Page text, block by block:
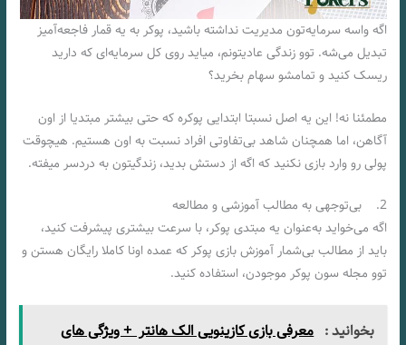
اگه واسه سرمایه‌تون مدیریت نداشته باشید، پوکر به یه قمار فاجعه‌آمیز
تبدیل می‌شه. توو زندگی عادیتونم، میاید روی کل سرمایه‌ای که دارید
ریسک کنید و تمامشو سهام بخرید؟
مطمئنا نه! این یه اصل نسبتا ابتدایی پوکره که حتی بیشتر مبتدیا از اون
آگاهن، اما همچنان شاهد بی‌تفاوتی افراد نسبت به اون هستیم. هیچوقت
پولی رو وارد بازی نکنید که اگه از دستش بدید، زندگیتون به دردسر میفته.
2. بی‌توجهی به مطالب آموزشی و مطالعه
اگه می‌خواید به‌عنوان یه مبتدی پوکر، با سرعت بیشتری پیشرفت کنید،
باید از مطالب بی‌شمار آموزش بازی پوکر که عمده اونا کاملا رایگان هستن و
توو مجله سون پوکر موجودن، استفاده کنید.
بخوانید : معرفی بازی کازینویی الک هانتر + ویژگی های